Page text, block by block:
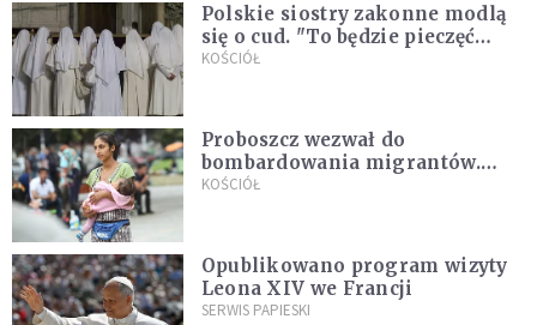
Polskie siostry zakonne modlą
się o cud. "To będzie pieczęć
Pana Boga dla naszej wiary"
KOŚCIÓŁ
Proboszcz wezwał do
bombardowania migrantów.
"Masowy ogień przeciwko
KOŚCIÓŁ
Opublikowano program wizyty
Leona XIV we Francji
SERWIS PAPIESKI